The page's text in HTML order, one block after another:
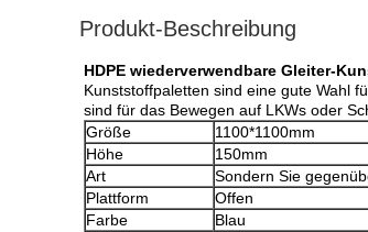
Produkt-Beschreibung
HDPE wiederverwendbare Gleiter-
Kunststoffpaletten sind eine gute Wahl
sind für das Bewegen auf LKWs oder
Größe
1100*1100mm
Höhe
150mm
Art
Sondern Sie
Plattform
Offen
Farbe
Blau